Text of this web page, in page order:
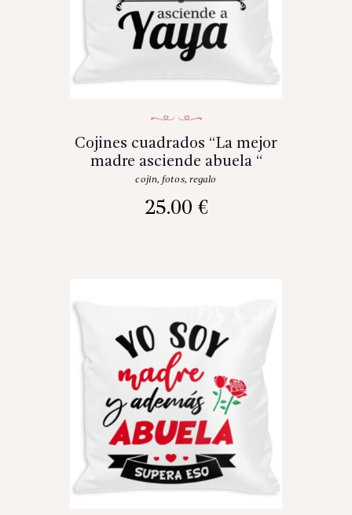
Cojines cuadrados “La mejor
madre asciende abuela “
cojin,fotos, regalo
25.00 €